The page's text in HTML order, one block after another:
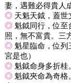
妻，遇難必得貴人
◎ 天魁天鉞，蓋世
◎ 魁鉞同行，位至
照，無不富貴。三
◎ 魁星臨命，位列
宮是也）
◎ 魁鉞命身多折桂
◎ 魁鉞夾命為奇格